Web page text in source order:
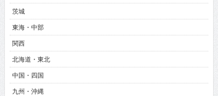
茨城
東海・中部
関西
北海道・東北
中国・四国
九州・沖縄